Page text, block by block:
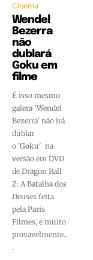
Cinema
Wendel
Bezerra
não
dublará
Goku em
filme
É isso mesmo
galera 'Wendel
Bezerra' não irá
dublar
o 'Goku' na
versão em DVD
de Dragon Ball
Z: A Batalha dos
Deuses feita
pela Paris
Filmes, e muito
provavelmente..
.